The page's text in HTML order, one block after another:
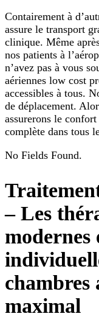
Contairement à
assure le transport
clinique. Même
nos patients à
n’avez pas à vous
aériennes low cost
accessibles à tous.
de déplacement.
assurerons le
complète dans tous
No Fields Found.
– Les
modernes
chambres
maximal